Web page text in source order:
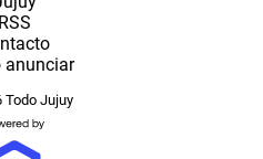
RSS
anunciar
Todo Jujuy